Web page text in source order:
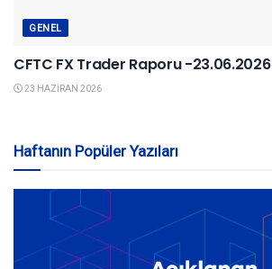
GENEL
CFTC FX Trader Raporu -23.06.2026
23 HAZIRAN 2026
Haftanın Popüler Yazıları